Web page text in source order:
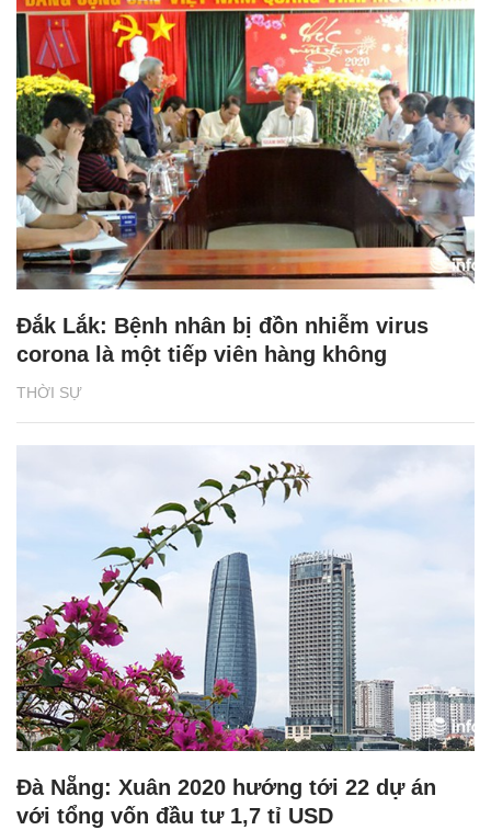
THỜI SỰ
Đắk Lắk: Bệnh nhân bị đồn nhiễm virus
corona là một tiếp viên hàng không
Đà Nẵng: Xuân 2020 hướng tới 22 dự án
với tổng vốn đầu tư 1,7 tỉ USD